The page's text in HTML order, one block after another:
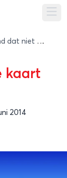
Eiland dat niet op de kaart staat: Motu Teta
kaart
2014